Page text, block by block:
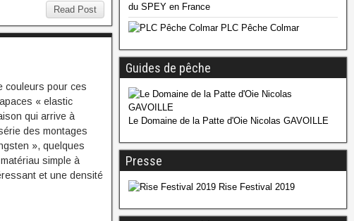
Read Post
couleurs pour ces
« elastic
qui arrive à
des montages
», quelques
simple à
et une densité
du SPEY en France
PLC Pêche Colmar
Guides de pêche
Le Domaine de la Patte d'Oie Nicolas GAVOILLE
Presse
Rise Festival 2019